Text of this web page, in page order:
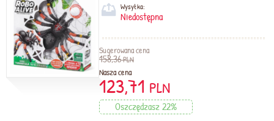
Wysyłka:
Niedostępna
Sugerowana cena
158,36PLN
Nasza cena
123,71 PLN
Oszczędzasz 22%